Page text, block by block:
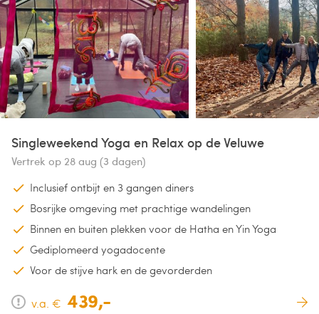
Singleweekend Yoga en Relax op de Veluwe
Vertrek op 28 aug (3 dagen)
Inclusief ontbijt en 3 gangen diners
Bosrijke omgeving met prachtige wandelingen
Binnen en buiten plekken voor de Hatha en Yin Yoga
Gediplomeerd yogadocente
Voor de stijve hark en de gevorderden
v.a. € 439,-